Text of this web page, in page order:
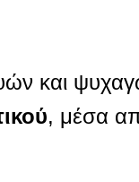
και
, μέσα